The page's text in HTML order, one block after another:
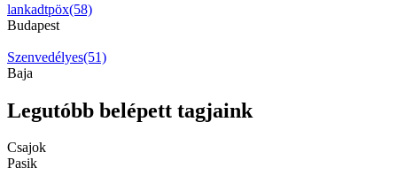
lankadtpöx(58)
Budapest
Szenvedélyes(51)
Baja
Legutóbb belépett tagjaink
Csajok
Pasik